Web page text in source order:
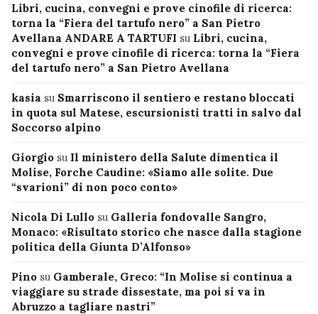
Libri, cucina, convegni e prove cinofile di ricerca:
torna la “Fiera del tartufo nero” a San Pietro
Avellana ANDARE A TARTUFI su Libri, cucina,
convegni e prove cinofile di ricerca: torna la “Fiera
del tartufo nero” a San Pietro Avellana
kasia su Smarriscono il sentiero e restano bloccati
in quota sul Matese, escursionisti tratti in salvo dal
Soccorso alpino
Giorgio su Il ministero della Salute dimentica il
Molise, Forche Caudine: «Siamo alle solite. Due
“svarioni” di non poco conto»
Nicola Di Lullo su Galleria fondovalle Sangro,
Monaco: «Risultato storico che nasce dalla stagione
politica della Giunta D’Alfonso»
Pino su Gamberale, Greco: “In Molise si continua a
viaggiare su strade dissestate, ma poi si va in
Abruzzo a tagliare nastri”